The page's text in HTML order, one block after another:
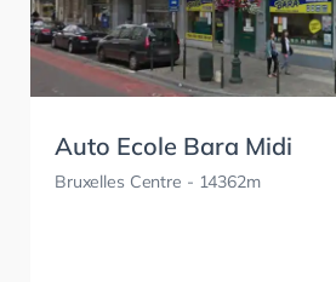
Auto Ecole Bara Midi
Bruxelles Centre - 14362m